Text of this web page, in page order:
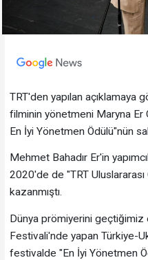
TRT'den yapılan açıklamaya
filminin yönetmeni Maryna Er
En İyi Yönetmen Ödülü"nün
Mehmet Bahadır Er'in
2020'de de "TRT Uluslararası
kazanmıştı.
Dünya prömiyerini geçtiğimiz
Festivali'nde yapan Türkiye-
festivalde "En İyi Yönetmen